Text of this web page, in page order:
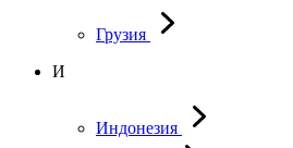
Грузия
И
Индонезия